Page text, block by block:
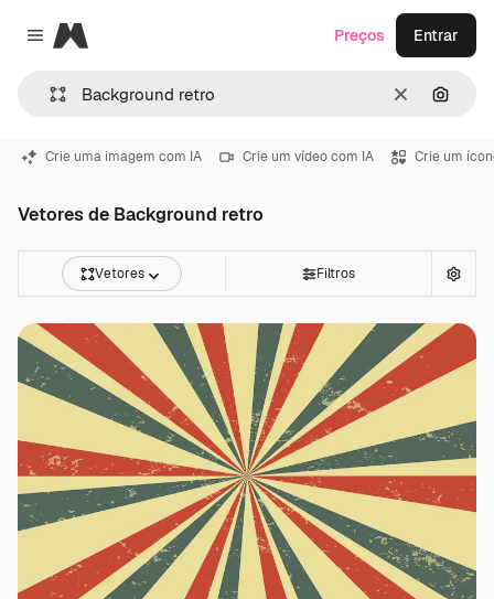
Close menu
Magnific
Limpar
Preços Entrar
Crie uma imagem com IA Crie um vídeo com IA Crie um
Vetores de Background retro
Vetores Filtros